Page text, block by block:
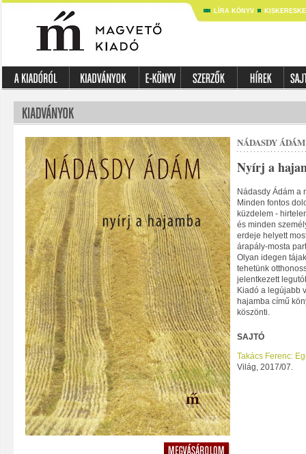
LÍRA KÖNYV
NÁDASDY ÁDÁM
Nyírj a
Nádasdy Ádám a
Minden fontos
küzdelem -
és minden
erdeje helyett
árapály-mosta
Olyan idegen
tehetünk
jelentkezett
Kiadó a legújabb
hajamba című
köszönti.
SAJTÓ
Takács Ferenc:
Világ, 2017/07.